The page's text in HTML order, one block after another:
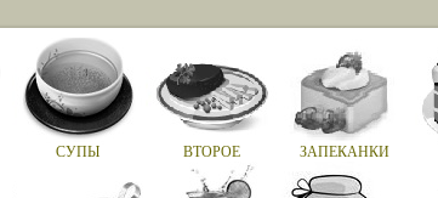
СУПЫ ВТОРОЕ ЗАПЕКАНКИ